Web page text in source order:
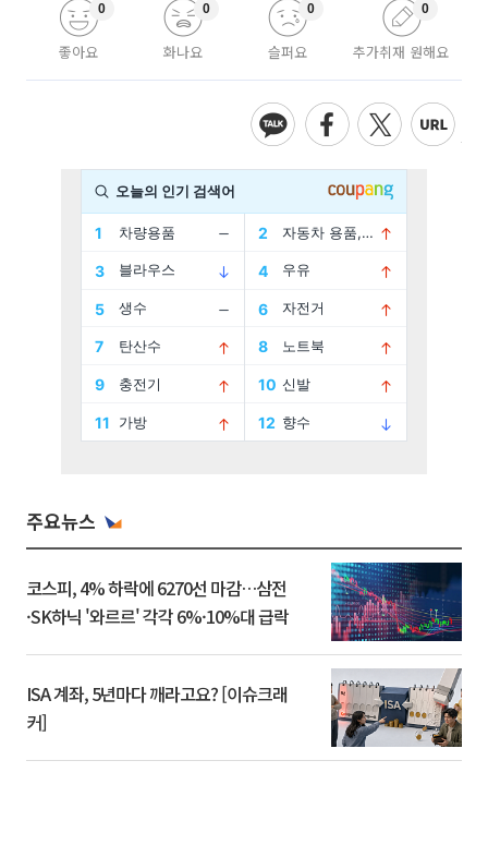
좋아요
0
화나요
0
슬퍼요
0
추가취재 원해요
0
주요뉴스
코스피, 4% 하락에 6270선 마감…삼전
·SK하닉 '와르르' 각각 6%·10%대 급락
ISA 계좌, 5년마다 깨라고요? [이슈크래
커]